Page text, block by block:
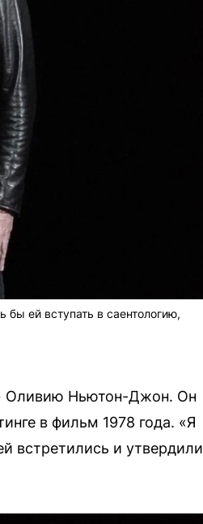
ей вступать в саентологию,
Оливию Ньютон-Джон. Он
в фильм 1978 года. «Я
встретились и утвердили